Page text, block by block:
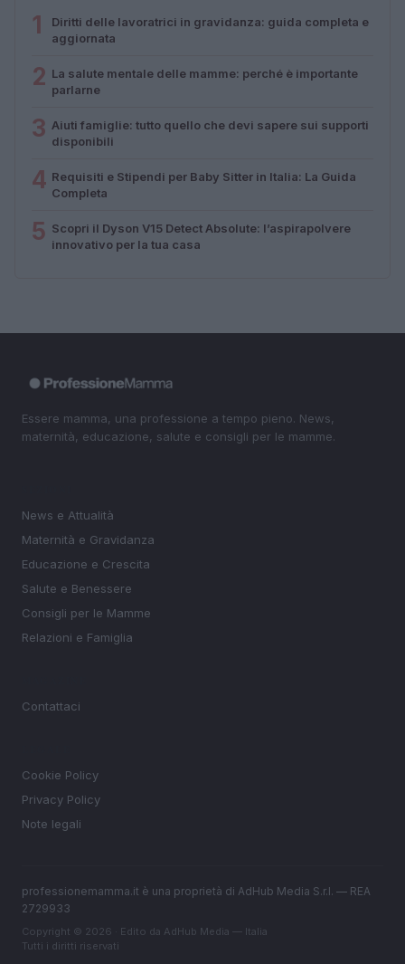
1
Diritti delle lavoratrici in gravidanza: guida completa e
aggiornata
2 La salute mentale delle mamme: perché è importante
parlarne
3 Aiuti famiglie: tutto quello che devi sapere sui supporti
disponibili
4 Requisiti e Stipendi per Baby Sitter in Italia: La Guida
Completa
5 Scopri il Dyson V15 Detect Absolute: l’aspirapolvere
innovativo per la tua casa
Essere mamma, una professione a tempo pieno. News,
maternità, educazione, salute e consigli per le mamme.
News e Attualità
Maternità e Gravidanza
Educazione e Crescita
Salute e Benessere
Consigli per le Mamme
Relazioni e Famiglia
Contattaci
Cookie Policy
Privacy Policy
Note legali
professionemamma.it è una proprietà di AdHub Media S.r.l. — REA
2729933
Copyright © 2026 · Edito da AdHub Media — Italia
Tutti i diritti riservati